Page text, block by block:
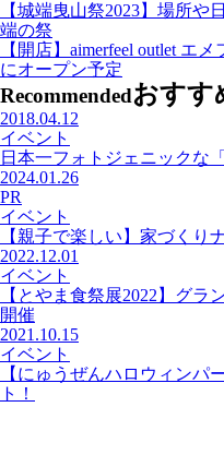
【城端曳山祭2023】場所
端の祭
【開店】aimerfeel outlet エ
にオープン予定
Recommendedおすす
2018.04.12
イベント
日本一フォトジェニックな
2024.01.26
PR
イベント
【親子で楽しい】家づくり
2022.12.01
イベント
【とやま食祭展2022】グ
開催
2021.10.15
イベント
【にゅうぜんハロウィンパ
ト！